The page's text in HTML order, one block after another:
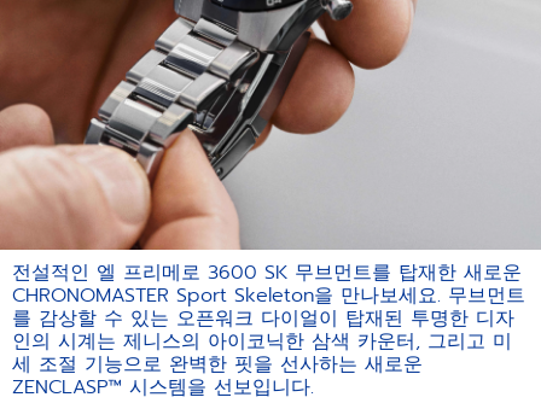
전설적인 엘 프리메로 3600 SK 무브먼트를 탑재한 새로운
CHRONOMASTER Sport Skeleton을 만나보세요. 무브먼트
를 감상할 수 있는 오픈워크 다이얼이 탑재된 투명한 디자
인의 시계는 제니스의 아이코닉한 삼색 카운터, 그리고 미
세 조절 기능으로 완벽한 핏을 선사하는 새로운
ZENCLASP™ 시스템을 선보입니다.